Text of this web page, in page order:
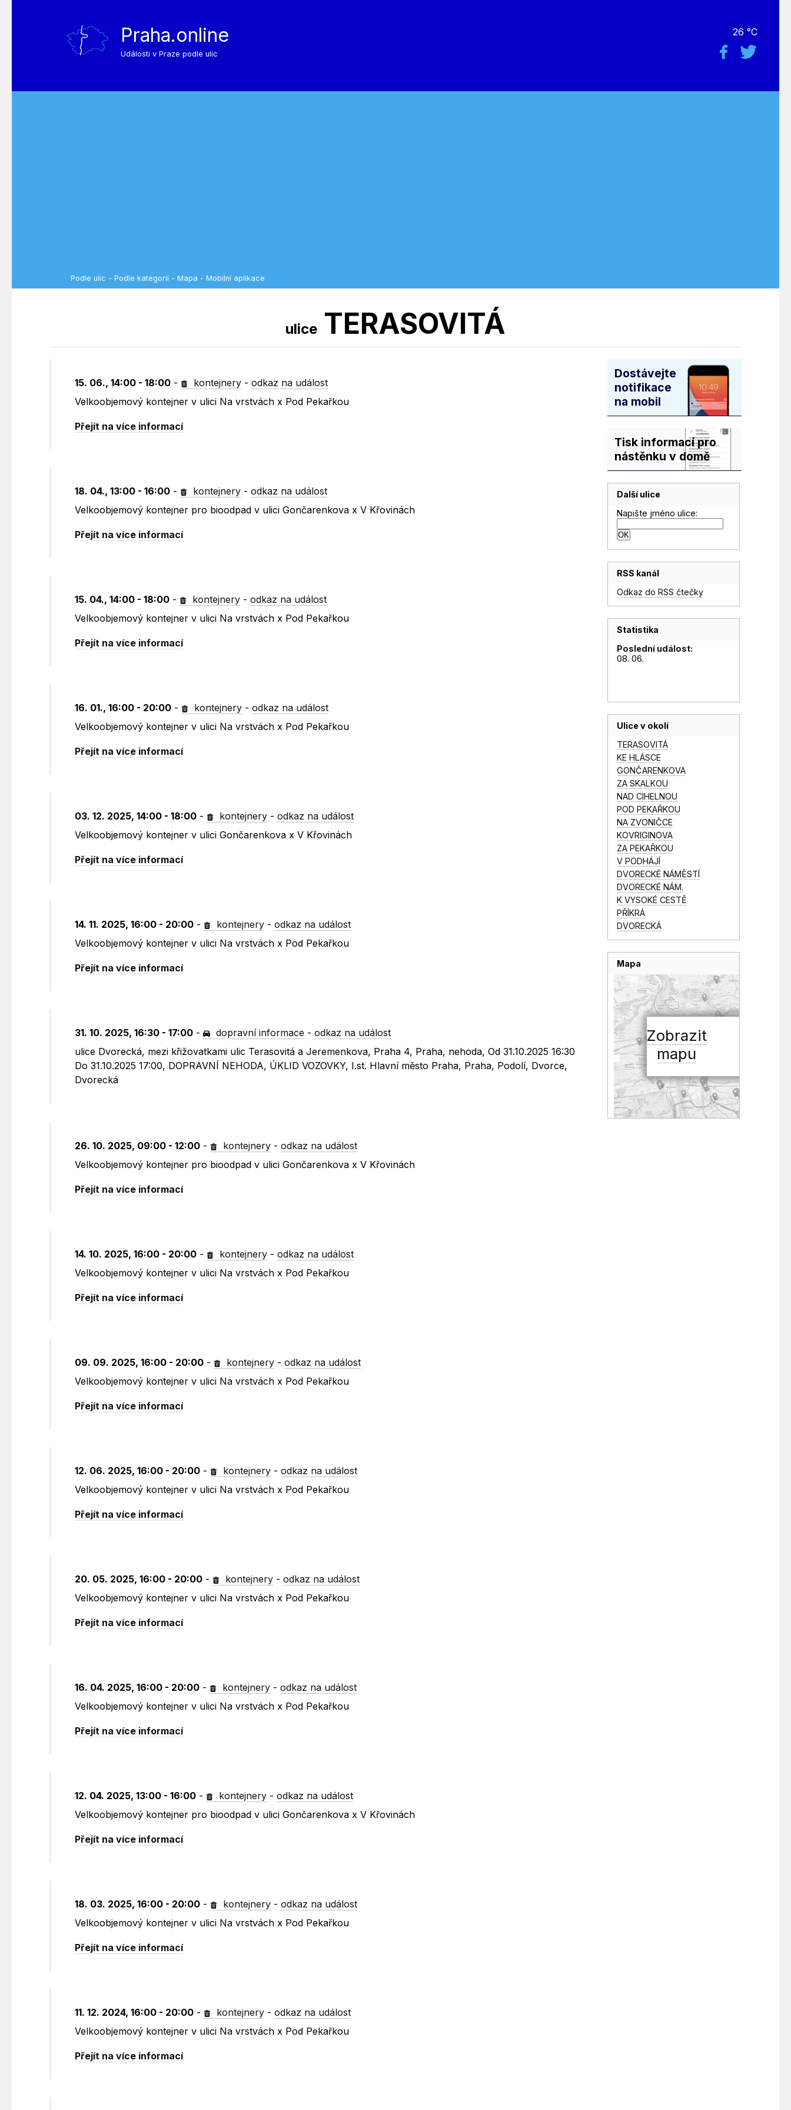
Praha.online
Události v Praze podle ulic
26 °C
Podle ulic - Podle kategorií - Mapa - Mobilní aplikace
ulice TERASOVITÁ
15. 06., 14:00 - 18:00 - kontejnery -odkaz na událost
Velkoobjemový kontejner v ulici Na vrstvách x Pod Pekařkou
Přejít na více informací
18. 04., 13:00 - 16:00 - kontejnery -odkaz na událost
Velkoobjemový kontejner pro bioodpad v ulici Gončarenkova x V Křovinách
Přejít na více informací
15. 04., 14:00 - 18:00 - kontejnery -odkaz na událost
Velkoobjemový kontejner v ulici Na vrstvách x Pod Pekařkou
Přejít na více informací
16. 01., 16:00 - 20:00 - kontejnery -odkaz na událost
Velkoobjemový kontejner v ulici Na vrstvách x Pod Pekařkou
Přejít na více informací
03. 12. 2025, 14:00 - 18:00 - kontejnery -odkaz na událost
Velkoobjemový kontejner v ulici Gončarenkova x V Křovinách
Přejít na více informací
14. 11. 2025, 16:00 - 20:00 - kontejnery -odkaz na událost
Velkoobjemový kontejner v ulici Na vrstvách x Pod Pekařkou
Přejít na více informací
31. 10. 2025, 16:30 - 17:00 - dopravní informace -odkaz na událost
ulice Dvorecká, mezi křižovatkami ulic Terasovitá a Jeremenkova, Praha 4, Praha, nehoda, Od 31.10.2025 16:30
Do 31.10.2025 17:00, DOPRAVNÍ NEHODA, ÚKLID VOZOVKY, I.st. Hlavní město Praha, Praha, Podolí, Dvorce,
Dvorecká
26. 10. 2025, 09:00 - 12:00 - kontejnery -odkaz na událost
Velkoobjemový kontejner pro bioodpad v ulici Gončarenkova x V Křovinách
Přejít na více informací
14. 10. 2025, 16:00 - 20:00 - kontejnery -odkaz na událost
Velkoobjemový kontejner v ulici Na vrstvách x Pod Pekařkou
Přejít na více informací
09. 09. 2025, 16:00 - 20:00 - kontejnery -odkaz na událost
Velkoobjemový kontejner v ulici Na vrstvách x Pod Pekařkou
Přejít na více informací
12. 06. 2025, 16:00 - 20:00 - kontejnery -odkaz na událost
Velkoobjemový kontejner v ulici Na vrstvách x Pod Pekařkou
Přejít na více informací
20. 05. 2025, 16:00 - 20:00 - kontejnery -odkaz na událost
Velkoobjemový kontejner v ulici Na vrstvách x Pod Pekařkou
Přejít na více informací
16. 04. 2025, 16:00 - 20:00 - kontejnery -odkaz na událost
Velkoobjemový kontejner v ulici Na vrstvách x Pod Pekařkou
Přejít na více informací
12. 04. 2025, 13:00 - 16:00 - kontejnery -odkaz na událost
Velkoobjemový kontejner pro bioodpad v ulici Gončarenkova x V Křovinách
Přejít na více informací
18. 03. 2025, 16:00 - 20:00 - kontejnery -odkaz na událost
Velkoobjemový kontejner v ulici Na vrstvách x Pod Pekařkou
Přejít na více informací
11. 12. 2024, 16:00 - 20:00 - kontejnery -odkaz na událost
Velkoobjemový kontejner v ulici Na vrstvách x Pod Pekařkou
Přejít na více informací
Dostávejte
notifikace
na mobil
Tisk informací pro
nástěnku v domě
Další ulice
Napište jméno ulice:
RSS kanál
Odkaz do RSS čtečky
Statistika
Poslední událost:
08. 06.
Ulice v okolí
TERASOVITÁ
KE HLÁSCE
GONČARENKOVA
ZA SKALKOU
NAD CIHELNOU
POD PEKAŘKOU
NA ZVONIČCE
KOVRIGINOVA
ZA PEKAŘKOU
V PODHÁJÍ
DVORECKÉ NÁMĚSTÍ
DVORECKÉ NÁM.
K VYSOKÉ CESTĚ
PŘÍKRÁ
DVORECKÁ
Mapa
Zobrazit
mapu